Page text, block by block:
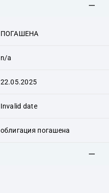
ПОГАШЕНА
n/a
22.05.2025
Invalid date
облигация погашена